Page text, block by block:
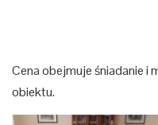
Cena obejmuje śniadanie i
obiektu.